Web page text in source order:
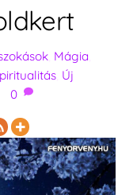
, Mágia
Új
0